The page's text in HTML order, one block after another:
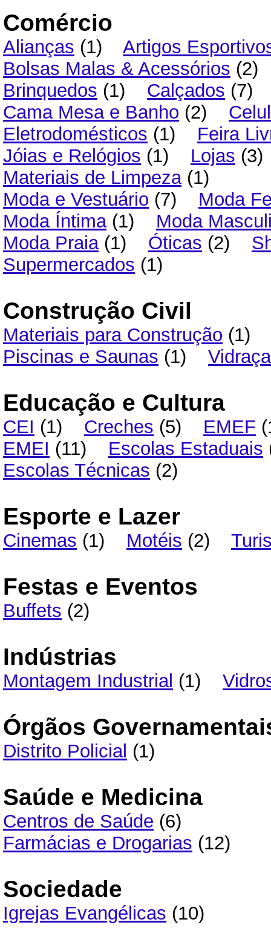
Comércio
Alianças (1)
Artigos
Bolsas Malas & Acessórios
Brinquedos (1) Calçados (7)
Cama Mesa e Banho (2)
Eletrodomésticos (1)
Feira
Jóias e Relógios (1) Lojas
Materiais de Limpeza(1)
Moda e Vestuário (7)
Moda
Moda Íntima(1)
Moda
Moda Praia(1) Óticas (2)
Supermercados (1)
Construção Civil
Materiais para Construção (1)
Piscinas e Saunas (1)
Educação e Cultura
CEI (1) Creches (5) EMEF
EMEI (11) Escolas Estaduais
Escolas Técnicas (2)
Esporte e Lazer
Cinemas (1) Motéis (2)
Festas e Eventos
Buffets (2)
Indústrias
Montagem Industrial (1)
Órgãos
Distrito Policial (1)
Saúde e Medicina
Centros de Saúde (6)
Farmácias e Drogarias (12)
Sociedade
Igrejas Evangélicas (10)